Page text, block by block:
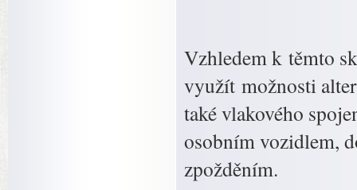
Vzhledem k těmto
využít možnosti
také vlakového
osobním vozidlem,
zpožděním.